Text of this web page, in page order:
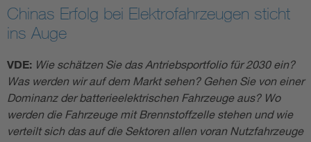
Chinas Erfolg bei Elektrofahrzeugen sticht
ins Auge
VDE: Wie schätzen Sie das Antriebsportfolio für 2030 ein?
Was werden wir auf dem Markt sehen? Gehen Sie von einer
Dominanz der batterieelektrischen Fahrzeuge aus? Wo
werden die Fahrzeuge mit Brennstoffzelle stehen und wie
verteilt sich das auf die Sektoren allen voran Nutzfahrzeuge